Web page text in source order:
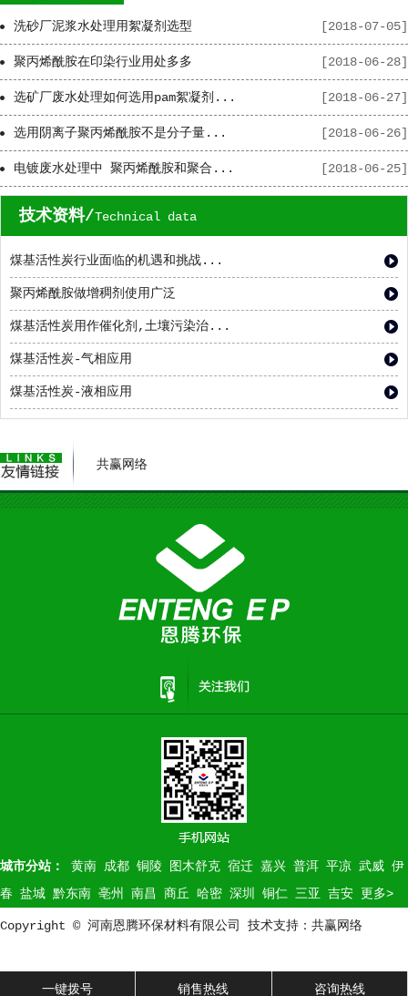
[2018-07-05]
洗砂厂泥浆水处理用絮凝剂选型
[2018-06-28]
聚丙烯酰胺在印染行业用处多多
[2018-06-27]
选矿厂废水处理如何选用pam絮凝剂...
[2018-06-26]
选用阴离子聚丙烯酰胺不是分子量...
[2018-06-25]
电镀废水处理中 聚丙烯酰胺和聚合...
技术资料/Technical data
煤基活性炭行业面临的机遇和挑战...
聚丙烯酰胺做增稠剂使用广泛
煤基活性炭用作催化剂,土壤污染治...
煤基活性炭-气相应用
煤基活性炭-液相应用
共赢网络
城市分站： 黄南 成都 铜陵 图木舒克 宿迁 嘉兴 普洱 平凉 武威 伊
春 盐城 黔东南 亳州 南昌 商丘 哈密 深圳 铜仁 三亚 吉安 更多>
Copyright © 河南恩腾环保材料有限公司 技术支持：共赢网络
一键拨号 销售热线 咨询热线